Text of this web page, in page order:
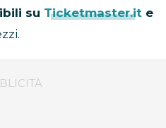
su Ticketmaster.it e